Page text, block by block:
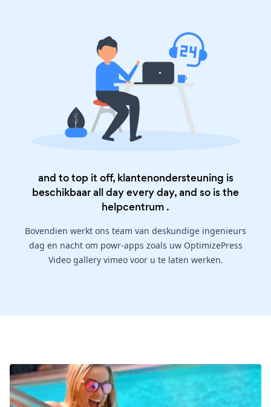
and to top it off, klantenondersteuning is
beschikbaar all day every day, and so is the
helpcentrum .
Bovendien werkt ons team van deskundige ingenieurs
dag en nacht om powr-apps zoals uw OptimizePress
Video gallery vimeo voor u te laten werken.